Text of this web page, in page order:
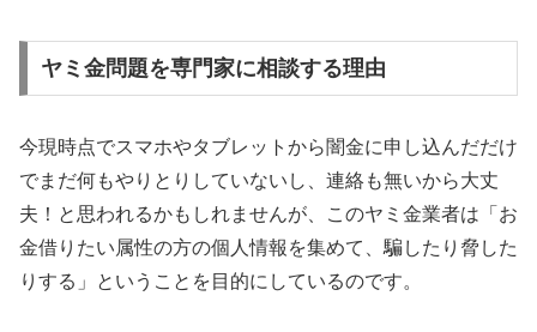
ヤミ金問題を専門家に相談する理由
今現時点でスマホやタブレットから闇金に申し込んだだけ
でまだ何もやりとりしていないし、連絡も無いから大丈
夫！と思われるかもしれませんが、このヤミ金業者は「お
金借りたい属性の方の個人情報を集めて、騙したり脅した
りする」ということを目的にしているのです。